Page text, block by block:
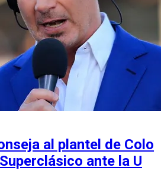
al plantel de Colo
ante la U